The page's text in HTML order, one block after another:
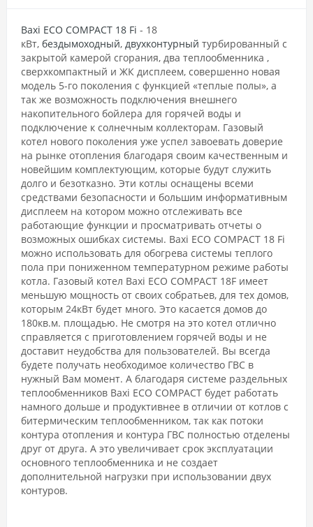
Baxi ECO COMPACT 18 Fi - 18
кВт, бездымоходный, двухконтурный турбированный с
закрытой камерой сгорания, два теплообменника ,
сверхкомпактный и ЖК дисплеем, совершенно новая
модель 5-го поколения с функцией «теплые полы», а
так же возможность подключения внешнего
накопительного бойлера для горячей воды и
подключение к солнечным коллекторам. Газовый
котел нового поколения уже успел завоевать доверие
на рынке отопления благодаря своим качественным и
новейшим комплектующим, которые будут служить
долго и безотказно. Эти котлы оснащены всеми
средствами безопасности и большим информативным
дисплеем на котором можно отслеживать все
работающие функции и просматривать отчеты о
возможных ошибках системы. Baxi ECO COMPACT 18 Fi
можно использовать для обогрева системы теплого
пола при пониженном температурном режиме работы
котла. Газовый котел Baxi ECO COMPACT 18F имеет
меньшую мощность от своих собратьев, для тех домов,
которым 24кВт будет много. Это касается домов до
180кв.м. площадью. Не смотря на это котел отлично
справляется с приготовлением горячей воды и не
доставит неудобства для пользователей. Вы всегда
будете получать необходимое количество ГВС в
нужный Вам момент. А благодаря системе раздельных
теплообменников Baxi ECO COMPACT будет работать
намного дольше и продуктивнее в отличии от котлов с
битермическим теплообменником, так как потоки
контура отопления и контура ГВС полностью отделены
друг от друга. А это увеличивает срок эксплуатации
основного теплообменника и не создает
дополнительной нагрузки при использовании двух
контуров.